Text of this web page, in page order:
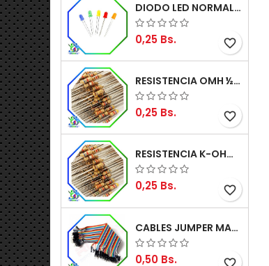
DIODO LED NORMAL 5MM
0,25 Bs. favorite_border
RESISTENCIA OMH ½W 5%
0,25 Bs. favorite_border
RESISTENCIA K-OHM ½W 5%
0,25 Bs. favorite_border
CABLES JUMPER MACHO-MACHO 20CM (ALTA CALIDAD)
0,50 Bs. favorite_border